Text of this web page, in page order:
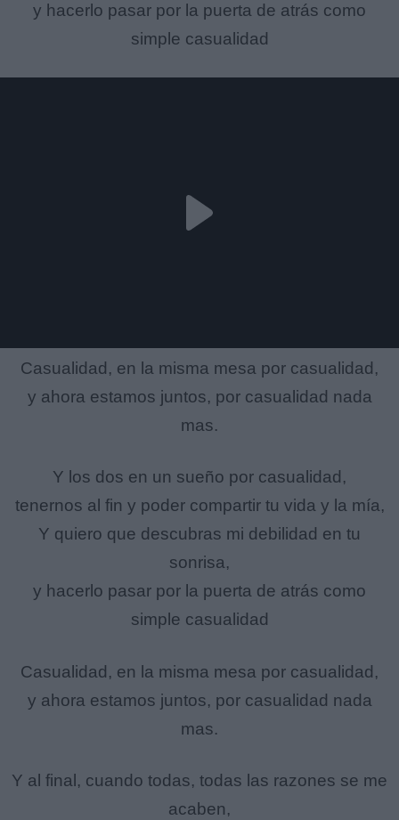
y hacerlo pasar por la puerta de atrás como
simple casualidad
Casualidad, en la misma mesa por casualidad,
y ahora estamos juntos, por casualidad nada
mas.
Y los dos en un sueño por casualidad,
tenernos al fin y poder compartir tu vida y la mía,
Y quiero que descubras mi debilidad en tu
sonrisa,
y hacerlo pasar por la puerta de atrás como
simple casualidad
Casualidad, en la misma mesa por casualidad,
y ahora estamos juntos, por casualidad nada
mas.
Y al final, cuando todas, todas las razones se me
acaben,